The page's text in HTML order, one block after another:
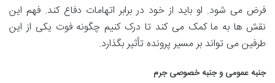
فرض می شود. او باید از خود در برابر اتهامات دفاع کند. فهم این
نقش ها به ما کمک می کند تا درک کنیم چگونه فوت یکی از این
طرفین می تواند بر مسیر پرونده تأثیر بگذارد.
جنبه عمومی و جنبه خصوصی جرم